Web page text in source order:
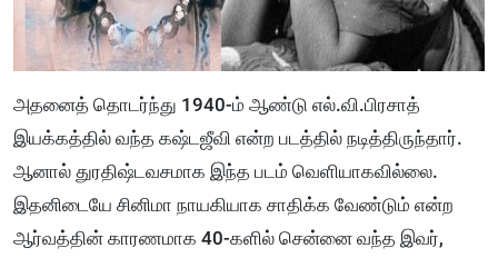
அதனைத் தொடர்ந்து 1940-ம் ஆண்டு எல்.வி.பிரசாத்
இயக்கத்தில் வந்த கஷ்டஜீவி என்ற படத்தில் நடித்திருந்தார்.
ஆனால் துரதிஷ்டவசமாக இந்த படம் வெளியாகவில்லை.
இதனிடையே சினிமா நாயகியாக சாதிக்க வேண்டும் என்ற
ஆர்வத்தின் காரணமாக 40-களில் சென்னை வந்த இவர்,